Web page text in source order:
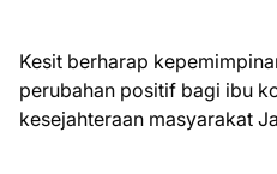
Kesit berharap
perubahan positif bagi ibu
kesejahteraan masyarakat